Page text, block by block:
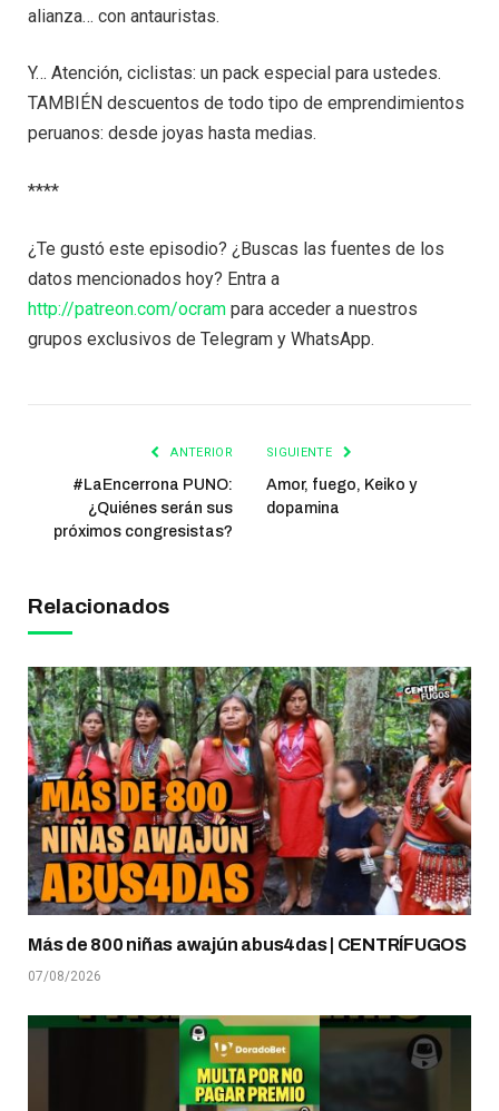
alianza… con antauristas.
Y… Atención, ciclistas: un pack especial para ustedes.
TAMBIÉN descuentos de todo tipo de emprendimientos
peruanos: desde joyas hasta medias.
****
¿Te gustó este episodio? ¿Buscas las fuentes de los
datos mencionados hoy? Entra a
http://patreon.com/ocram para acceder a nuestros
grupos exclusivos de Telegram y WhatsApp.
ANTERIOR
#LaEncerrona PUNO:
¿Quiénes serán sus
próximos congresistas?
SIGUIENTE
Amor, fuego, Keiko y
dopamina
Relacionados
Más de 800 niñas awajún abus4das | CENTRÍFUGOS
07/08/2026